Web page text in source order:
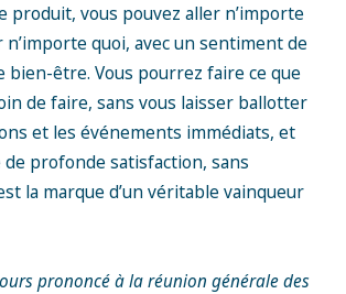
produit, vous pouvez aller n’importe
quoi, avec un sentiment de
bien-être. Vous pourrez faire ce que
de faire, sans vous laisser ballotter
et les événements immédiats, et
profonde satisfaction, sans
la marque d’un véritable vainqueur
prononcé à la réunion générale des